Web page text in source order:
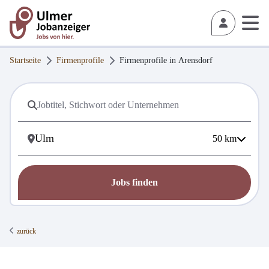
Startseite Firmenprofile Firmenprofile in Arensdorf
50 km
Jobs finden
zurück